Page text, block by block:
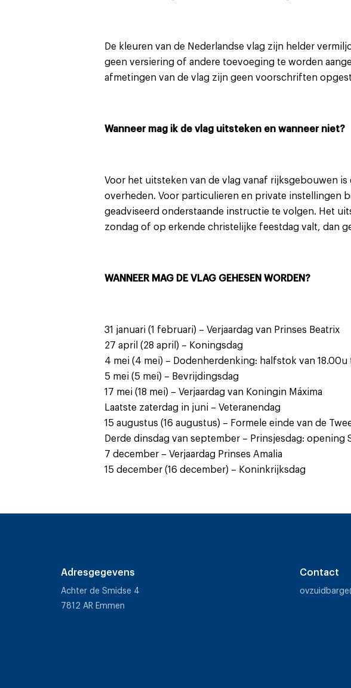
De kleuren van de Nederlandse vlag zijn helder
geen versiering of andere toevoeging te worden
afmetingen van de vlag zijn geen voorschriften
Wanneer mag ik de vlag uitsteken en wanneer niet?
Voor het uitsteken van de vlag vanaf rijksgebouwen
overheden. Voor particulieren en private instellingen
geadviseerd onderstaande instructie te volgen. Het
zondag of op erkende christelijke feestdag valt, dan
WANNEER MAG DE VLAG GEHESEN WORDEN?
31 januari (1 februari) – Verjaardag van Prinses Beatrix
27 april (28 april) – Koningsdag
4 mei (4 mei) – Dodenherdenking: halfstok van
5 mei (5 mei) – Bevrijdingsdag
17 mei (18 mei) – Verjaardag van Koningin Máxima
Laatste zaterdag in juni – Veteranendag
15 augustus (16 augustus) – Formele einde van de
Derde dinsdag van september – Prinsjesdag: opening
7 december – Verjaardag Prinses Amalia
15 december (16 december) – Koninkrijksdag
Adresgegevens
Achter de Smidse 4
7812 AR Emmen
Contact